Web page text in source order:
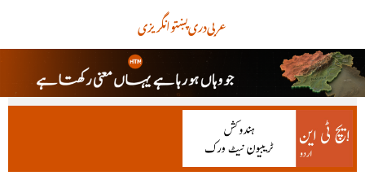
انگریزیپښتودریعربی